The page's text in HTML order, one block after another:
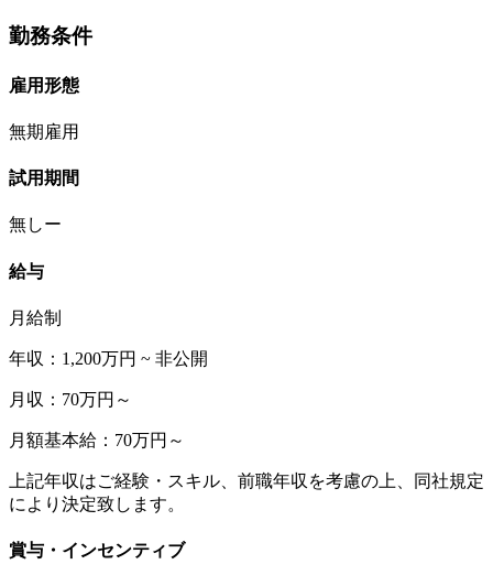
勤務条件
雇用形態
無期雇用
試用期間
無しー
給与
月給制
年収：1,200万円 ~ 非公開
月収：70万円～
月額基本給：70万円～
上記年収はご経験・スキル、前職年収を考慮の上、同社規定
により決定致します。
賞与・インセンティブ